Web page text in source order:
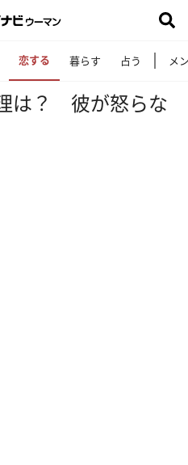
恋する 暮らす 占う メ
は？ 彼が怒らな